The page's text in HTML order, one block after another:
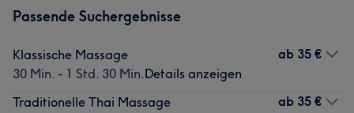
Passende Suchergebnisse
Klassische Massage
30 Min. - 1 Std. 30 Min.Details anzeigen
ab 35 €
Traditionelle Thai Massage
ab 35 €